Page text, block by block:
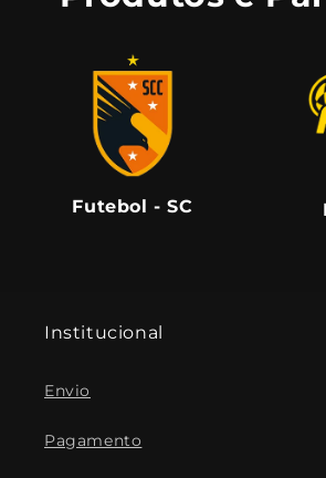
Futvôlei
Institucional
Envio
Pagamento